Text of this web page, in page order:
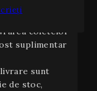
și greutate; se
comenzii.
coletelor
suplimentar
sunt
de stoc,